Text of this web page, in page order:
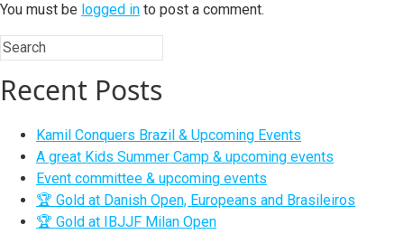
You must be logged in to post a comment.
Recent Posts
Kamil Conquers Brazil & Upcoming Events
A great Kids Summer Camp & upcoming events
Event committee & upcoming events
🏆 Gold at Danish Open, Europeans and Brasileiros
🏆 Gold at IBJJF Milan Open